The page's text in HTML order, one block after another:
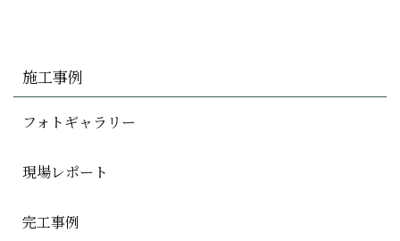
施工事例
フォトギャラリー
現場レポート
完工事例